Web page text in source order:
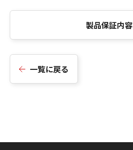
製品保証内容
一覧に戻る